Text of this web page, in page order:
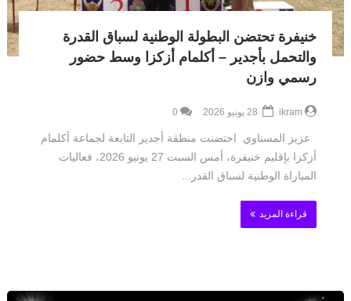
خنيفرة تحتضن البطولة الوطنية لسباق القدرة
والتحمل بأجدير – أكلمام أزكزا وسط حضور
رسمي وازن
ikram
0
عزيز المسناوي احتضنت منطقة أجدير التابعة لجماعة أكلمام
أزكزا بإقليم خنيفرة، أمس السبت 27 يونيو 2026، فعاليات
المباراة الوطنية لسباق القدر...
قراءة المزيد